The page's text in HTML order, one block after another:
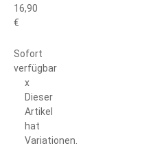
16,90
€
Sofort
verfügbar
x
Dieser
Artikel
hat
Variationen.